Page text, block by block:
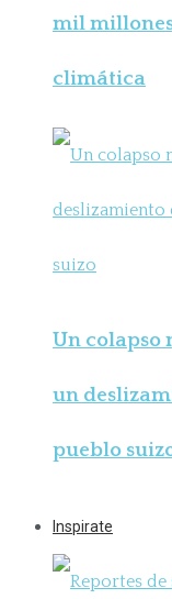
mil
climática
Un colapso
un
pueblo
Inspirate